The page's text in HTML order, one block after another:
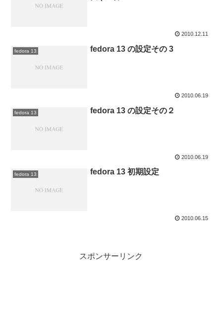
2010.12.11
fedora 13 fedora 13 の設定その 3
2010.06.19
fedora 13 fedora 13 の設定その２
2010.06.19
fedora 13 fedora 13 初期設定
2010.06.15
スポンサーリンク